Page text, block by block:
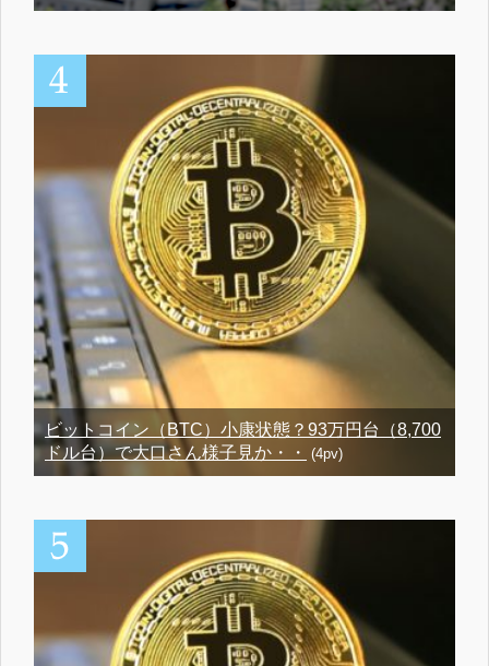
ビットコイン（BTC）小康状態？93万円台（8,700
ドル台）で大口さん様子見か・・
(4pv)